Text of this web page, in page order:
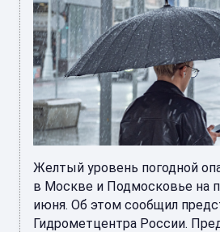
Желтый уровень погодной
в Москве и Подмосковье на
июня. Об этом сообщил
Гидрометцентра России.